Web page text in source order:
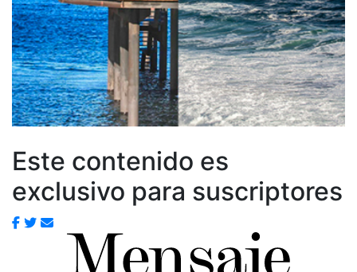
Este contenido es
exclusivo para suscriptores